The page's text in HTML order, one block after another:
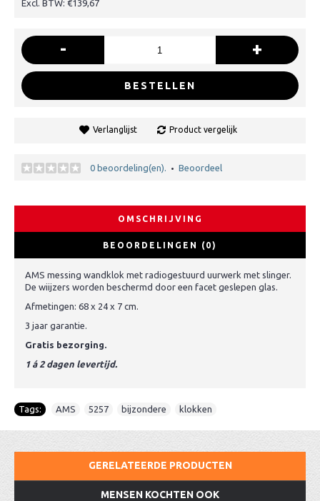
Excl. BTW: €139,67
- +
BESTELLEN
Verlanglijst Product vergelijk
0 beoordeling(en). • Beoordeel
OMSCHRIJVING
BEOORDELINGEN (0)
AMS messing wandklok met radiogestuurd uurwerk met slinger.
De wiijzers worden beschermd door een facet geslepen glas.
Afmetingen: 68 x 24 x 7 cm.
3 jaar garantie.
Gratis bezorging.
1 á 2 dagen levertijd.
Tags: AMS 5257 bijzondere klokken
GERELATEERDE PRODUCTEN
MENSEN KOCHTEN OOK